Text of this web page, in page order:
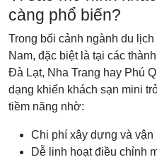
càng phổ biến?
Trong bối cảnh ngành du
Nam, đặc biệt là tại các
Đà Lạt, Nha Trang hay Phú
dạng khiến khách sạn mini
tiềm năng nhờ:
Chi phí xây dựng và vận
Dễ linh hoạt điều chỉnh